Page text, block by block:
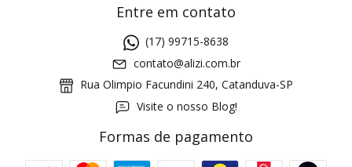
Entre em contato
(17) 99715-8638
contato@alizi.com.br
Rua Olimpio Facundini 240, Catanduva-SP
Visite o nosso Blog!
Formas de pagamento